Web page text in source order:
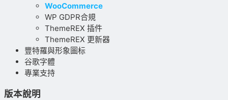
WooCommerce
WP GDPR合規
ThemeREX 插件
ThemeREX 更新器
豐特羅與形象圖标
谷歌字體
專業支持
版本說明